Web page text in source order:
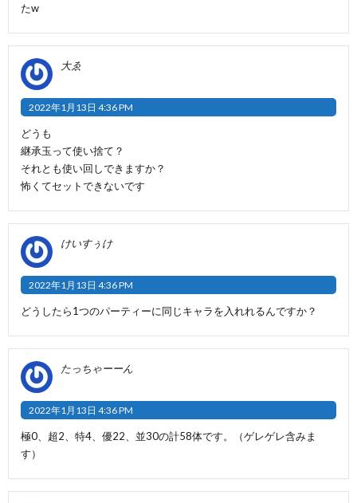
たw
大ゑ
2022年1月13日 4:36 PM
どうも
継承玉って使い捨て？
それとも使い回しできますか？
怖くてセットできないです
けいすぅけ
2022年1月13日 4:36 PM
どうしたら1つのパーティーに同じキャラを入れれるんですか？
たっちゃーーん
2022年1月13日 4:36 PM
極0、超2、特4、優22、並30の計58体です。（ゲレゲレ含みま
す）